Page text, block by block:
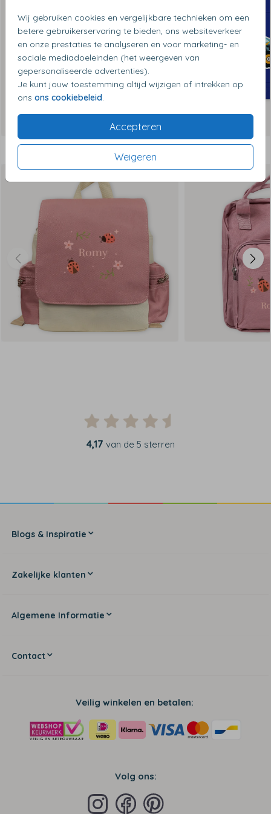
Wij gebruiken cookies en vergelijkbare technieken om een
betere gebruikerservaring te bieden, ons websiteverkeer
en onze prestaties te analyseren en voor marketing- en
sociale mediadoeleinden (het weergeven van
gepersonaliseerde advertenties).
Je kunt jouw toestemming altijd wijzigen of intrekken op
ons ons cookiebeleid
Accepteren
Weigeren
Dit vind je misschien ook leuk
4,17 van de 5 sterren
Blogs & Inspiratie
Zakelijke klanten
Algemene Informatie
Contact
Veilig winkelen en betalen:
Volg ons: